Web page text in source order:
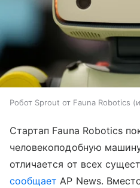
Робот Sprout от Fauna Robotics
Стартап Fauna Robotics
человекоподобную
отличается от всех
сообщает AP News.